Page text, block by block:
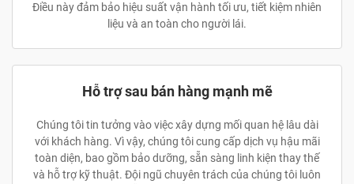
Điều này đảm bảo hiệu suất vận hành tối ưu, tiết kiệm nhiên
liệu và an toàn cho người lái.
Hỗ trợ sau bán hàng mạnh mẽ
Chúng tôi tin tưởng vào việc xây dựng mối quan hệ lâu dài
với khách hàng. Vì vậy, chúng tôi cung cấp dịch vụ hậu mãi
toàn diện, bao gồm bảo dưỡng, sẵn sàng linh kiện thay thế
và hỗ trợ kỹ thuật. Đội ngũ chuyên trách của chúng tôi luôn